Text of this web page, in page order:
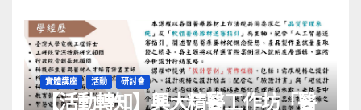
實體講座 活動 研討會
【活動轉知】興大精醫工作坊「醫